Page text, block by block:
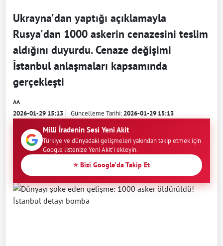
Ukrayna'dan yaptığı açıklamayla
Rusya'dan 1000 askerin cenazesini teslim
aldığını duyurdu. Cenaze değişimi
İstanbul anlaşmaları kapsamında
gerçekleşti
AA
2026-01-29 15:13 Güncelleme Tarihi:2026-01-29 15:13
Milli İradenin Sesi Yeni Akit
Türkiye ve dünyadaki gelişmeleri yakından takip etmek için
Google listenize Yeni Akit'i ekleyin.
⭐ Bizi Google'da Takip Et